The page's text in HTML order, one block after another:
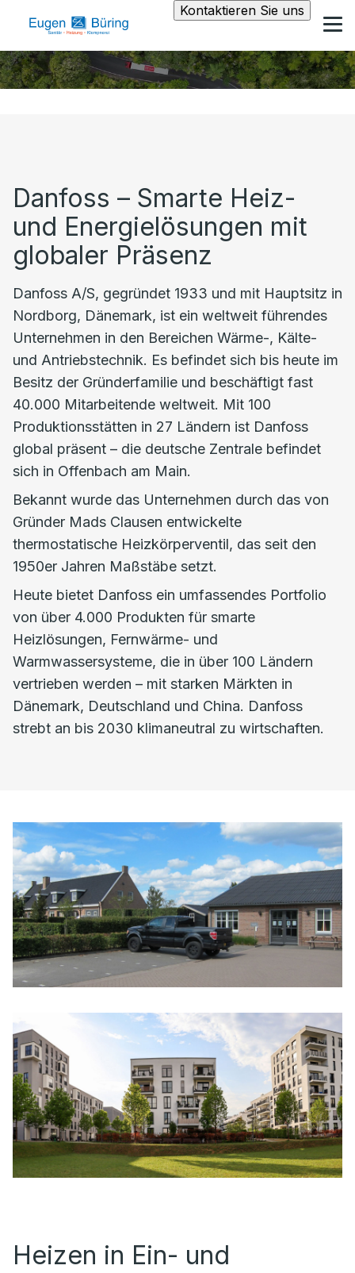
Kontaktieren Sie uns
Danfoss – Smarte Heiz-
und Energielösungen mit
globaler Präsenz
Danfoss A/S, gegründet 1933 und mit Hauptsitz in
Nordborg, Dänemark, ist ein weltweit führendes
Unternehmen in den Bereichen Wärme-, Kälte-
und Antriebstechnik. Es befindet sich bis heute im
Besitz der Gründerfamilie und beschäftigt fast
40.000 Mitarbeitende weltweit. Mit 100
Produktionsstätten in 27 Ländern ist Danfoss
global präsent – die deutsche Zentrale befindet
sich in Offenbach am Main.
Bekannt wurde das Unternehmen durch das von
Gründer Mads Clausen entwickelte
thermostatische Heizkörperventil, das seit den
1950er Jahren Maßstäbe setzt.
Heute bietet Danfoss ein umfassendes Portfolio
von über 4.000 Produkten für smarte
Heizlösungen, Fernwärme- und
Warmwassersysteme, die in über 100 Ländern
vertrieben werden – mit starken Märkten in
Dänemark, Deutschland und China. Danfoss
strebt an bis 2030 klimaneutral zu wirtschaften.
Heizen in Ein- und